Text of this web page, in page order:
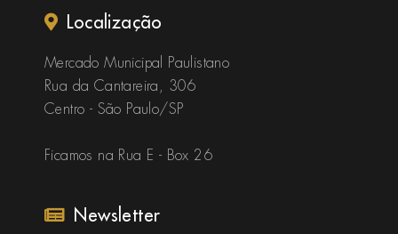
Localização
Mercado Municipal Paulistano
Rua da Cantareira, 306
Centro - São Paulo/SP
Ficamos na Rua E - Box 26
Newsletter